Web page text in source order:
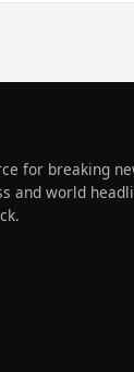
for breaking
and world